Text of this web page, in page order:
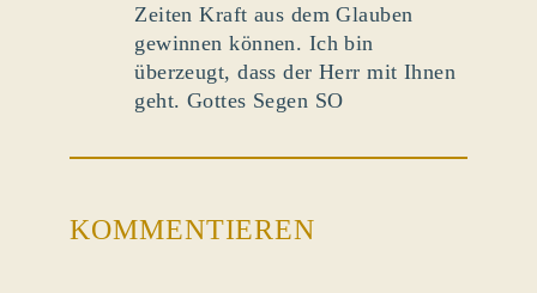
Zeiten Kraft aus dem Glauben
gewinnen können. Ich bin
überzeugt, dass der Herr mit Ihnen
geht. Gottes Segen SO
KOMMENTIEREN